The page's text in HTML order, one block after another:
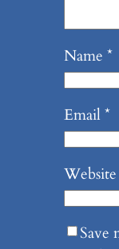
Name *
Email*
Website
Save